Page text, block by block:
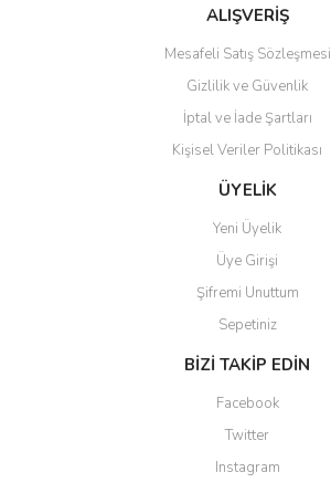
Bu ürüne benzer farklı alternatifler olmalı.
Gönder
ALIŞVERİŞ
Mesafeli Satış Sözleşmesi
Gizlilik ve Güvenlik
İptal ve İade Şartları
Kişisel Veriler Politikası
ÜYELİK
Yeni Üyelik
Üye Girişi
Şifremi Unuttum
Sepetiniz
BİZİ TAKİP EDİN
Facebook
Twitter
Instagram